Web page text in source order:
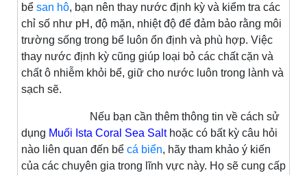
bể san hô, bạn nên thay nước định kỳ và kiểm tra các
chỉ số như pH, độ mặn, nhiệt độ để đảm bảo rằng môi
trường sống trong bể luôn ổn định và phù hợp. Việc
thay nước định kỳ cũng giúp loại bỏ các chất cặn và
chất ô nhiễm khỏi bể, giữ cho nước luôn trong lành và
sạch sẽ.
Nếu bạn cần thêm thông tin về cách sử
dụng Muối Ista Coral Sea Salthoặc có bất kỳ câu hỏi
nào liên quan đến bể cá biển, hãy tham khảo ý kiến
của các chuyên gia trong lĩnh vực này. Họ sẽ cung cấp